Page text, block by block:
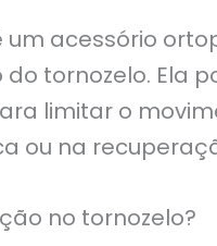
acessório
tornozelo. Ela
limitar o
ou na
no tornozelo?